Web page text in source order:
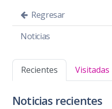
Regresar
Noticias
Recientes Visitadas
Noticias recientes